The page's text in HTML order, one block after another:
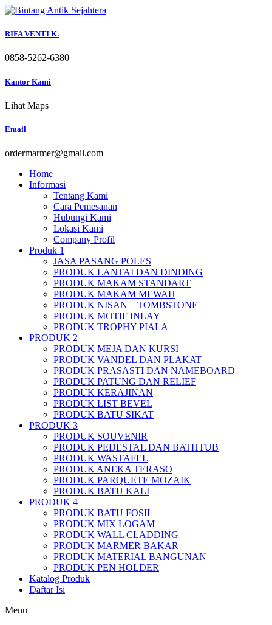
Skip
content
RIFA VENTI K.
0858-5262-6380
Kantor Kami
Lihat Maps
Email
ordermarmer@gmail.com
Home
Informasi
Tentang Kami
Cara Pemesanan
Hubungi Kami
Lokasi Kami
Company Profil
Produk 1
JASA PASANG POLES
PRODUK LANTAI DAN DINDING
PRODUK MAKAM STANDART
PRODUK MAKAM MEWAH
PRODUK NISAN – TOMBSTONE
PRODUK MOTIF INLAY
PRODUK TROPHY PIALA
PRODUK 2
PRODUK MEJA DAN KURSI
PRODUK VANDEL DAN PLAKAT
PRODUK PRASASTI DAN NAMEBOARD
PRODUK PATUNG DAN RELIEF
PRODUK KERAJINAN
PRODUK LIST BEVEL
PRODUK BATU SIKAT
PRODUK 3
PRODUK SOUVENIR
PRODUK PEDESTAL DAN BATHTUB
PRODUK WASTAFEL
PRODUK ANEKA TERASO
PRODUK PARQUETE MOZAIK
PRODUK BATU KALI
PRODUK 4
PRODUK BATU FOSIL
PRODUK MIX LOGAM
PRODUK WALL CLADDING
PRODUK MARMER BAKAR
PRODUK MATERIAL BANGUNAN
PRODUK PEN HOLDER
Katalog Produk
Daftar Isi
Menu